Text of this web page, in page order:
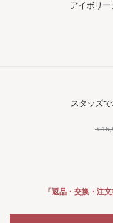
アイボリ
スタッズ
￥
「返品・交換・注